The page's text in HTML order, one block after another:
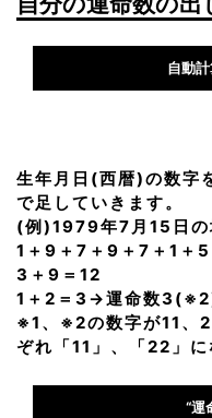
自動
生年月日(西暦)の数字
で足していきます。
(例)1979年7月15日の
1＋9＋7＋9＋7＋1＋
3＋9＝12
1＋2＝3→運命数
※1、※2の数字が11、
ぞれ「11」、「22」に
“運